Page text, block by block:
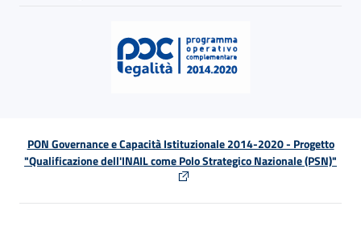
PON Governance e Capacità Istituzionale 2014-2020 - Progetto
"Qualificazione dell'INAIL come Polo Strategico Nazionale (PSN)"